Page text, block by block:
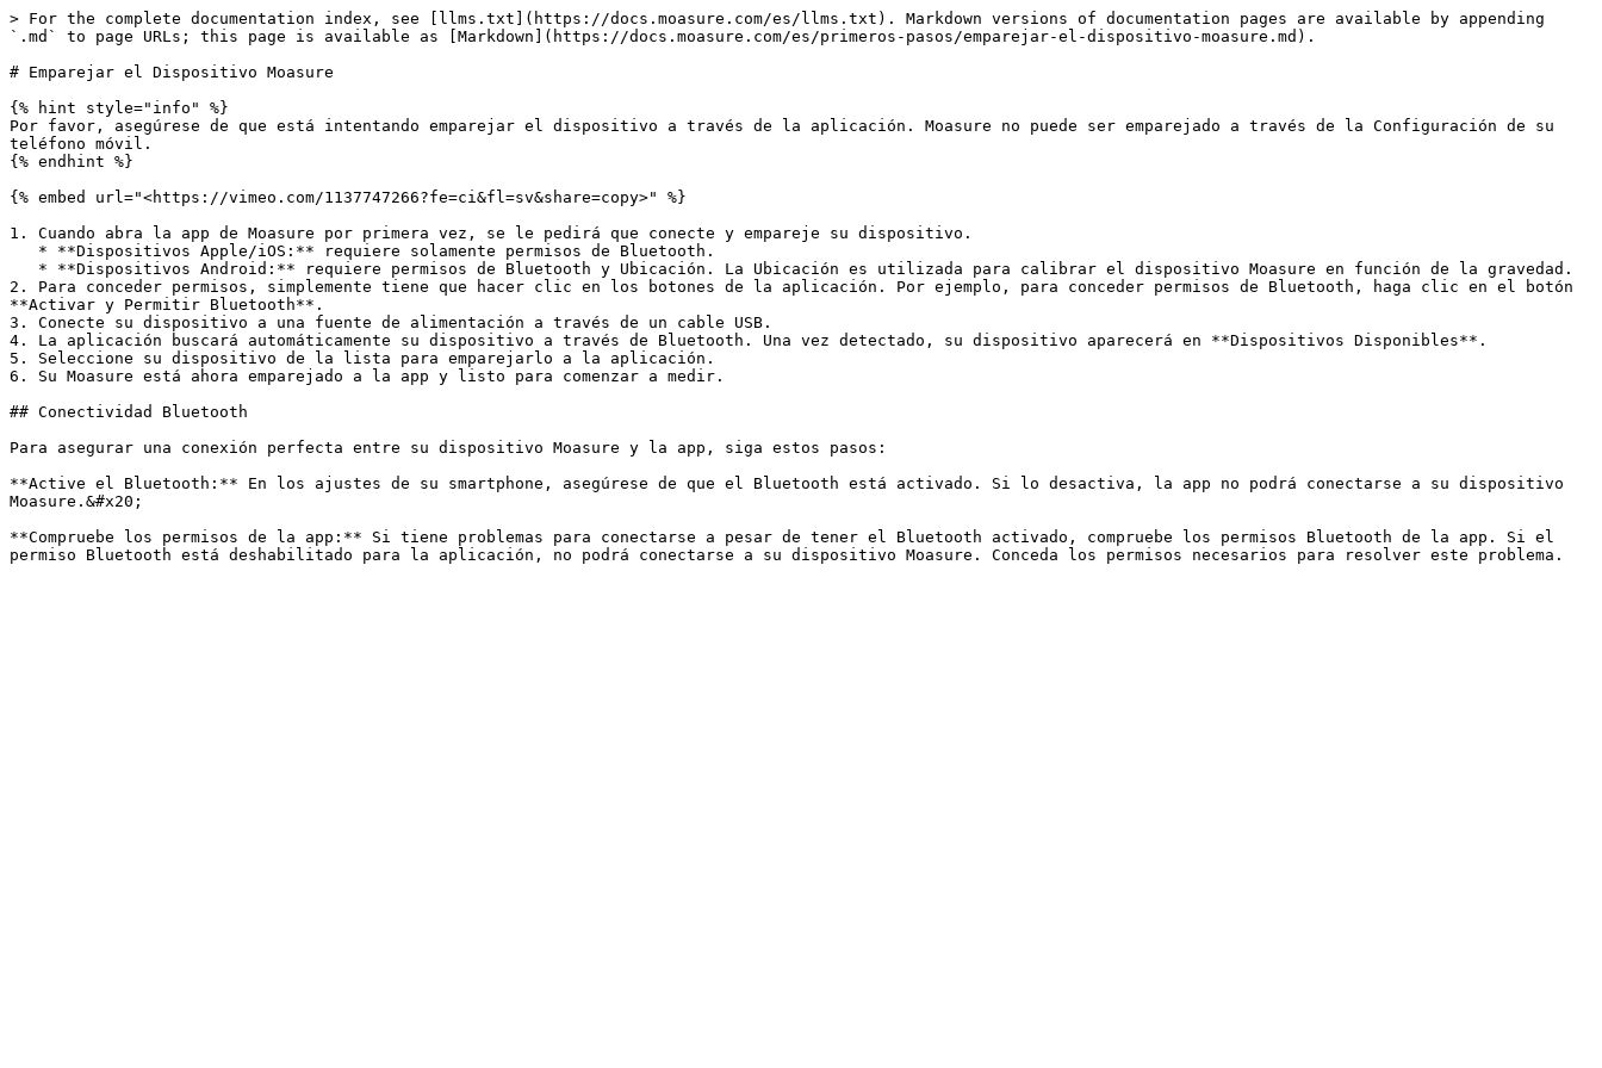
> For the complete documentation index, see [llms.txt](https://docs.moasure.com/es/llms.txt). Markdown versions of documentation pages are available by appending
`.md` to page URLs; this page is available as [Markdown](https://docs.moasure.com/es/primeros-pasos/emparejar-el-dispositivo-moasure.md).
# Emparejar el Dispositivo Moasure
{% hint style="info" %}
Por favor, asegúrese de que está intentando emparejar el dispositivo a través de la aplicación. Moasure no puede ser emparejado a través de la Configuración de su
teléfono móvil.
{% endhint %}
{% embed url="<https://vimeo.com/1137747266?fe=ci&fl=sv&share=copy>" %}
1. Cuando abra la app de Moasure por primera vez, se le pedirá que conecte y empareje su dispositivo.
2. Para conceder permisos, simplemente tiene que hacer clic en los botones de la aplicación. Por ejemplo, para conceder permisos de Bluetooth, haga clic en el botón
**Activar y Permitir Bluetooth**.
3. Conecte su dispositivo a una fuente de alimentación a través de un cable USB.
4. La aplicación buscará automáticamente su dispositivo a través de Bluetooth. Una vez detectado, su dispositivo aparecerá en **Dispositivos Disponibles**.
5. Seleccione su dispositivo de la lista para emparejarlo a la aplicación.
6. Su Moasure está ahora emparejado a la app y listo para comenzar a medir.
## Conectividad Bluetooth
Para asegurar una conexión perfecta entre su dispositivo Moasure y la app, siga estos pasos:
**Active el Bluetooth:** En los ajustes de su smartphone, asegúrese de que el Bluetooth está activado. Si lo desactiva, la app no podrá conectarse a su dispositivo
Moasure.&#x20;
**Compruebe los permisos de la app:** Si tiene problemas para conectarse a pesar de tener el Bluetooth activado, compruebe los permisos Bluetooth de la app. Si el